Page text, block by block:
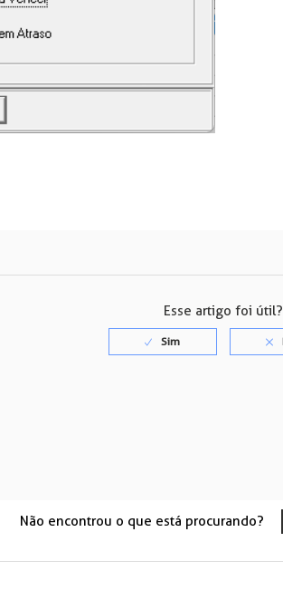
Esse artigo foi útil?
Não encontrou o que está procurando?